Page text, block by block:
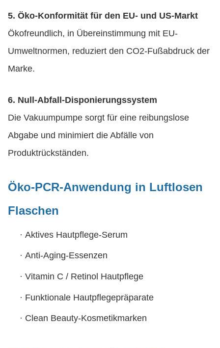
5. Öko-Konformität für den EU- und US-Markt
Ökofreundlich, in Übereinstimmung mit EU-
Umweltnormen, reduziert den CO2-Fußabdruck der
Marke.
6. Null-Abfall-Disponierungssystem
Die Vakuumpumpe sorgt für eine reibungslose
Abgabe und minimiert die Abfälle von
Produktrückständen.
Öko-PCR-Anwendung in Luftlosen
Flaschen
· Aktives Hautpflege-Serum
· Anti-Aging-Essenzen
· Vitamin C / Retinol Hautpflege
· Funktionale Hautpflegepräparate
· Clean Beauty-Kosmetikmarken